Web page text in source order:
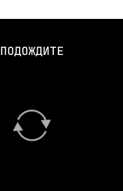
ПОДОЖДИТЕ